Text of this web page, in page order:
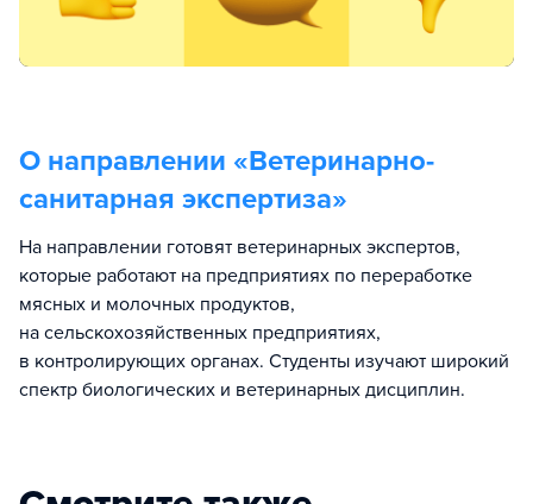
О направлении «Ветеринарно-
санитарная экспертиза»
На направлении готовят ветеринарных экспертов,
которые работают на предприятиях по переработке
мясных и молочных продуктов,
на сельскохозяйственных предприятиях,
в контролирующих органах. Студенты изучают широкий
спектр биологических и ветеринарных дисциплин.